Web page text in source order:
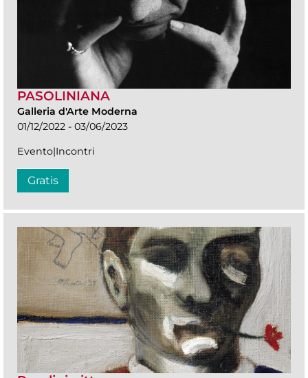
PASOLINIANA
Galleria d'Arte Moderna
01/12/2022 - 03/06/2023
Evento|Incontri
Gratis